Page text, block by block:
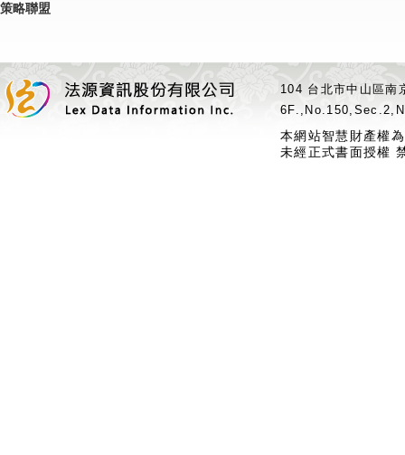
策略聯盟
104 台北市中山區
本網站智慧財產權
未經正式書面授權